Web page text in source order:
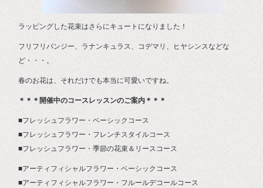
ラッピングした花束はさらにキュートになりました！
フリフリパンジー、ラナンキュラス、コデマリ、ヒヤシンスなどな
ど・・・。
春のお花は、それだけでも本当に可愛いですね。
＊＊＊開催中のコースレッスンのご案内＊＊＊
■フレッシュフラワー・ベーシックコース
■フレッシュフラワー・フレンチスタイルコース
■フレッシュフラワー・季節の花束＆リースコース
■アーティフィシャルフラワー・ベーシックコース
■アーティフィシャルフラワー・フルールデコールコース